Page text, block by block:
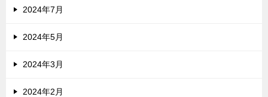
2024年7月
2024年5月
2024年3月
2024年2月